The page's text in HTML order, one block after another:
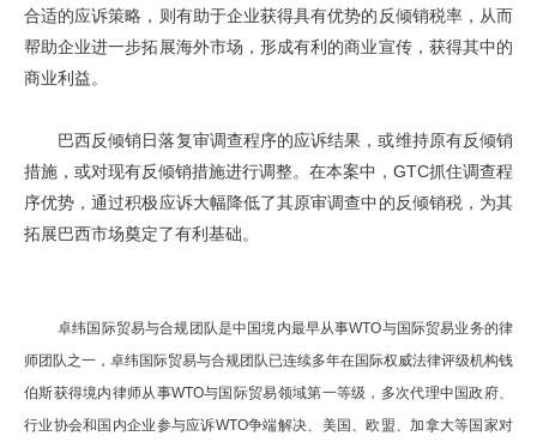
合适的应诉策略，则有助于企业获得具有优势的反倾销税率，从而
帮助企业进一步拓展海外市场，形成有利的商业宣传，获得其中的
商业利益。
巴西反倾销日落复审调查程序的应诉结果，或维持原有反倾销
措施，或对现有反倾销措施进行调整。在本案中，GTC抓住调查程
序优势，通过积极应诉大幅降低了其原审调查中的反倾销税，为其
拓展巴西市场奠定了有利基础。
卓纬国际贸易与合规团队是中国境内最早从事WTO与国际贸易业务的律
师团队之一，卓纬国际贸易与合规团队已连续多年在国际权威法律评级机构钱
伯斯获得境内律师从事WTO与国际贸易领域第一等级，多次代理中国政府、
行业协会和国内企业参与应诉WTO争端解决、美国、欧盟、加拿大等国家对